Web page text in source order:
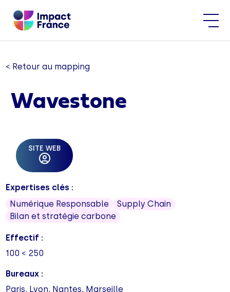
< Retour au mapping
Wavestone
SITE WEB
Expertises clés :
Numérique Responsable
Supply Chain
Bilan et stratégie carbone
Effectif :
100 < 250
Bureaux :
Paris, Lyon, Nantes, Marseille